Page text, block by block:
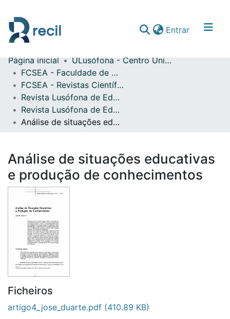
Entrar(current)
Comunidades & Coleções
Percorrer repositório
Estatísticas
Página inicial
ULusófona - Centro Universitário de Lisboa
FCSEA - Faculdade de Ciências Sociais, Educação e Administração
FCSEA - Revistas Científicas
Revista Lusófona de Educação
Revista Lusófona de Educação n.º 01 (2003)
Análise de situações educativas e produção de conhecimentos
Análise de situações educativas
e produção de conhecimentos
Ficheiros
artigo4_jose_duarte.pdf (410.89 KB)